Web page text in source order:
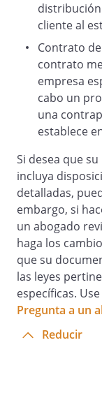
cliente al
Contrato
contrato
empresa
cabo un
una
establece
Si desea que
incluya
detalladas,
embargo, si
un abogado
haga los
que su
las leyes
específicas.
Pregunta a un
Reducir